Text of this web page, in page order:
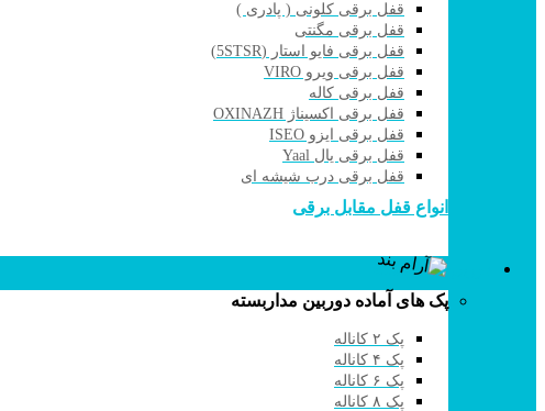
قفل برقی کلونی ( پادری )
قفل برقی مگنتی
قفل برقی فایو استار (5STSR)
قفل برقی ویرو VIRO
قفل برقی کاله
قفل برقی اکسیناژ OXINAZH
قفل برقی ایزو ISEO
قفل برقی یال Yaal
قفل برقی درب شیشه ای
انواع قفل مقابل برقی
دوربین مداربسته
پک های آماده دوربین مداربسته
پک ۲ کاناله
پک ۴ کاناله
پک ۶ کاناله
پک ۸ کاناله